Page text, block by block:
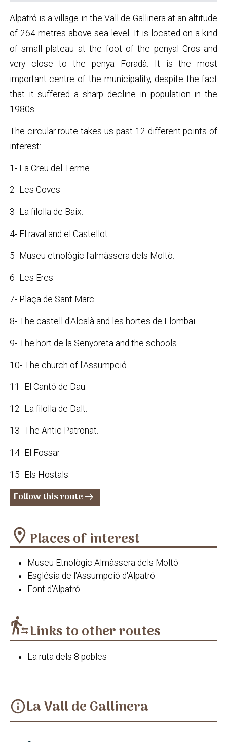
Alpatró is a village in the Vall de Gallinera at an altitude
of 264 metres above sea level. It is located on a kind
of small plateau at the foot of the penyal Gros and
very close to the penya Foradà. It is the most
important centre of the municipality, despite the fact
that it suffered a sharp decline in population in the
1980s.
The circular route takes us past 12 different points of
interest:
1- La Creu del Terme.
2- Les Coves
3- La filolla de Baix.
4- El raval and el Castellot.
5- Museu etnològic l'almàssera dels Moltò.
6- Les Eres.
7- Plaça de Sant Marc.
8- The castell d'Alcalà and les hortes de Llombai.
9- The hort de la Senyoreta and the schools.
10- The church of l'Assumpció.
11- El Cantó de Dau.
12- La filolla de Dalt.
13- The Antic Patronat.
14- El Fossar.
15- Els Hostals.
Follow this routearrow_right_alt
location_on Places of interest
Museu Etnològic Almàssera dels Moltó
Església de l'Assumpció d'Alpatró
Font d'Alpatró
transfer_within_a_stationLinks to other routes
La ruta dels 8 pobles
infoLa Vall de Gallinera